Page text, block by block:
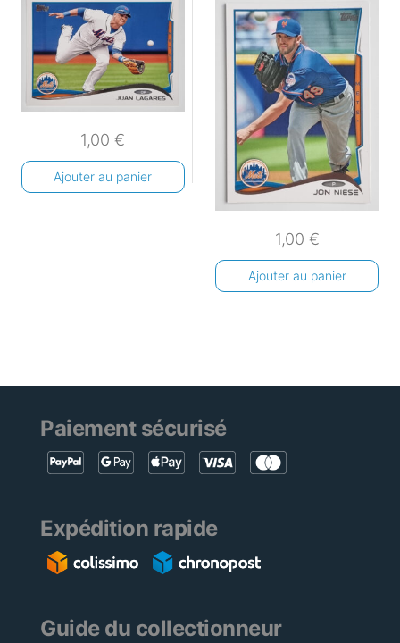
1,00€
Ajouter au panier
1,00 €
Ajouter au panier
Paiement sécurisé
Expédition rapide
Guide du collectionneur